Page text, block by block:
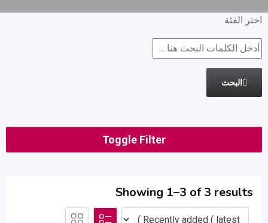
اختر الفئة
البحث
Toggle Filter
Showing 1–3 of 3 results